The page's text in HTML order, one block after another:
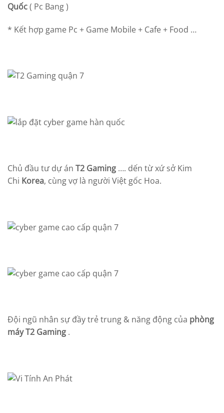
Quốc( Pc Bang )
* Kết hợp game Pc + Game Mobile + Cafe + Food …
Chủ đầu tư dự án T2 Gaming …. dến từ xứ sở Kim
Chi Korea, cùng vợ là người Việt gốc Hoa.
Đội ngũ nhân sự đầy trẻ trung & năng động của phòng
máy T2 Gaming .